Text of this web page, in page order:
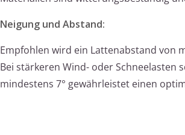
Neigung und Abstand:
Empfohlen wird ein Lattenabstand von
Bei stärkeren Wind- oder Schneelasten
mindestens 7° gewährleistet einen